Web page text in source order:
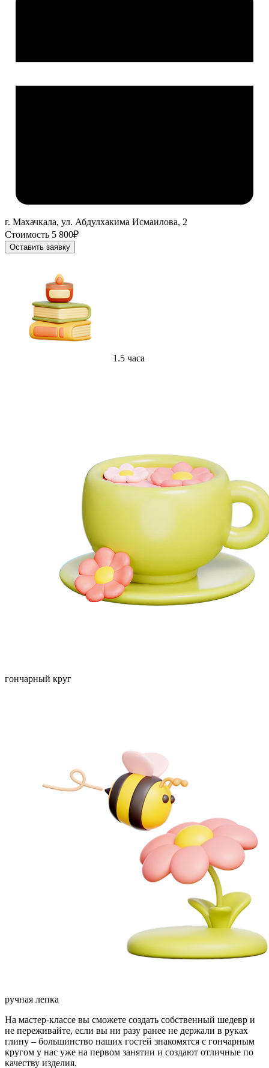
г. Махачкала, ул. Абдулхакима Исмаилова, 2
Стоимость 5 800₽
Оставить заявку
1.5 часа
гончарный круг
ручная лепка
На мастер-классе вы сможете создать собственный шедевр и
не переживайте, если вы ни разу ранее не держали в руках
глину – большинство наших гостей знакомятся с гончарным
кругом у нас уже на первом занятии и создают отличные по
качеству изделия.